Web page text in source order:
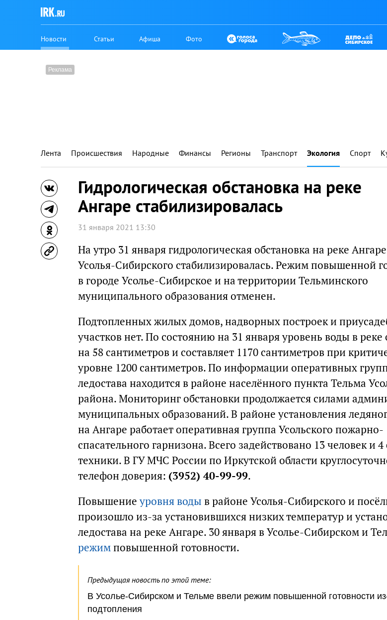
Новости Статьи Афиша Фото
Лента Происшествия Народные Финансы Регионы Транспорт Экология Спорт
Гидрологическая обстановка на реке
Ангаре стабилизировалась
31 января 2021 13:30
На утро 31 января гидрологическая обстановка на реке
Усолья-Сибирского стабилизировалась. Режим повышенной
в городе Усолье-Сибирское и на территории Тельминского
муниципального образования отменен.
Подтопленных жилых домов, надворных построек и
участков нет. По состоянию на 31 января уровень воды в реке
на 58 сантиметров и составляет 1170 сантиметров при
уровне 1200 сантиметров. По информации оперативных
ледостава находится в районе населённого пункта Тельма
района. Мониторинг обстановки продолжается силами
муниципальных образований. В районе установления
на Ангаре работает оперативная группа Усольского пожарно-
спасательного гарнизона. Всего задействовано 13 человек и
техники. В ГУ МЧС России по Иркутской области
телефон доверия: (3952) 40-99-99.
Повышениеуровня воды в районе Усолья-Сибирского и
произошло из-за установившихся низких температур и
ледостава на реке Ангаре. 30 января в Усолье-Сибирском и
режимповышенной готовности.
Предыдущая новость по этой теме:
В Усолье-Сибирском и Тельме ввели режим повышенной готовности
подтопления